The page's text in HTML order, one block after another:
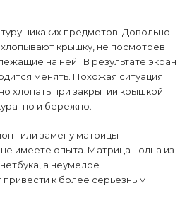
никаких предметов. Довольно
крышку, не посмотрев
на ней. В результате экран
менять. Похожая ситуация
хлопать при закрытии крышкой.
и бережно.
или замену матрицы
имеете опыта. Матрица - одна из
а неумелое
к более серьезным